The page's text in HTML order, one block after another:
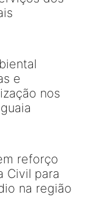
e
nos
reforço
Civil para
na região